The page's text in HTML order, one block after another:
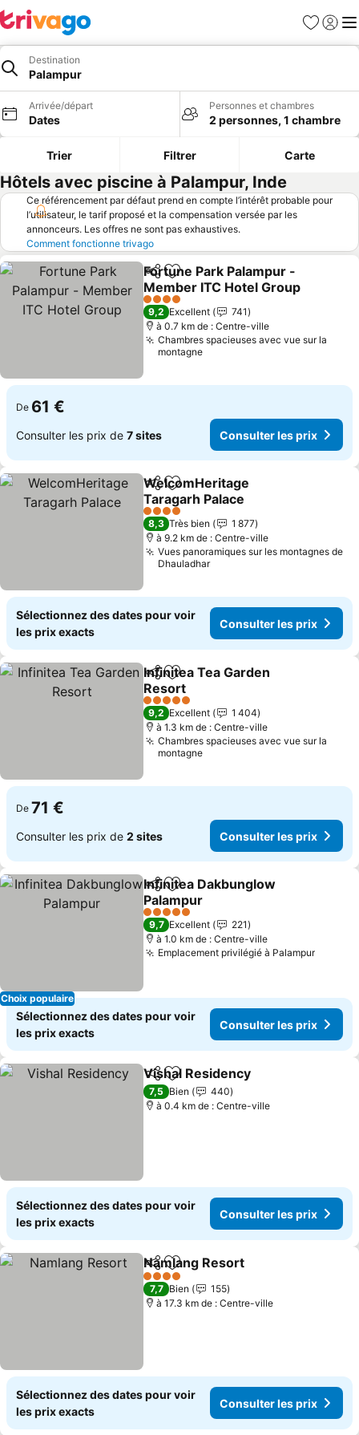
Favoris
Se
Destination
Palampur
Arrivée/départ
Dates
Personnes et chambres
2 personnes, 1 chambre
Trier Filtrer Carte
Hôtels avec piscine à Palampur, Inde
Ce référencement par défaut prend en compte l’intérêt probable pour
l’utilisateur, le tarif proposé et la compensation versée par les
annonceurs. Les offres ne sont pas exhaustives.
Comment fonctionne trivago
PartagerAjouter à mes favoris
Fortune Park Palampur -
Member ITC Hotel Group
Consulter les prix
4 Étoiles
9,2 Excellent
741
à 0.7 km de : Centre-ville
Chambres spacieuses avec vue sur la
montagne
De 61 €
Consulter les prix de 7 sites Consulter les prix
PartagerAjouter à mes favoris
WelcomHeritage
Taragarh Palace
Consulter les prix
4 Étoiles
8,3 Très bien
1 877
à 9.2 km de : Centre-ville
Vues panoramiques sur les montagnes de
Dhauladhar
Sélectionnez des dates pour voir
les prix exacts
Consulter les prix
PartagerAjouter à mes favoris
Infinitea Tea Garden
Resort
Consulter les prix
5 Étoiles
9,2 Excellent
1 404
à 1.3 km de : Centre-ville
Chambres spacieuses avec vue sur la
montagne
De 71 €
Consulter les prix de 2 sites Consulter les prix
Choix populaire
PartagerAjouter à mes favoris
Infinitea Dakbunglow
Palampur
Consulter les prix
5 Étoiles
9,7 Excellent
221
à 1.0 km de : Centre-ville
Emplacement privilégié à Palampur
Sélectionnez des dates pour voir
les prix exacts
Consulter les prix
PartagerAjouter à mes favoris
Vishal Residency
7,5 Bien
440
à 0.4 km de : Centre-ville
Sélectionnez des dates pour voir
les prix exacts
Consulter les prix
PartagerAjouter à mes favoris
Namlang Resort
4 Étoiles
7,7 Bien
155
à 17.3 km de : Centre-ville
Sélectionnez des dates pour voir
les prix exacts
Consulter les prix